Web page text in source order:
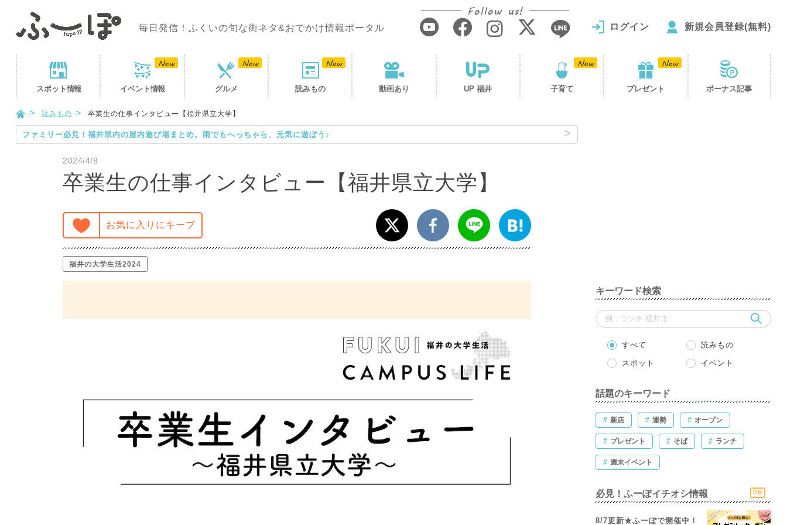
毎日発信！ふくいの旬な街ネタ&おでかけ情報ポータル
Follow us!
ログイン 新規会員登録(無料)
スポット情報 イベント情報 グルメ 読みもの 動画あり UP 福井 子育て プレゼント ボーナス記事
読みもの 卒業生の仕事インタビュー【福井県立大学】
ファミリー必見！福井県内の屋内遊び場まとめ。雨でもへっちゃら、元気に遊ぼう♪
2024/4/8
卒業生の仕事インタビュー【福井県立大学】
お気に入りにキープ
福井の大学生活2024
キーワード検索
すべて 読みもの
スポット イベント
話題のキーワード
# 新店 # 運勢 # オープン
# プレゼント # そば # ランチ
# 週末イベント
必見！ふーぽイチオシ情報 PR
8/7更新★ふーぽで開催中！